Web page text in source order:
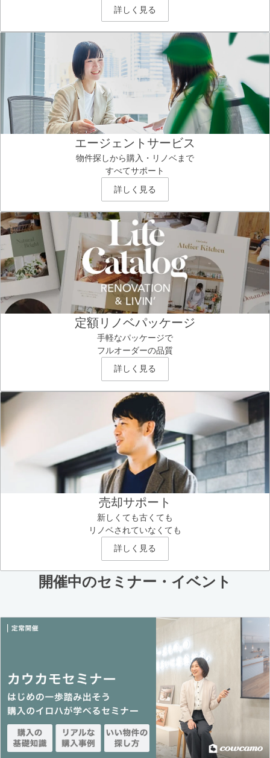
詳しく見る
エージェントサービス
物件探しから購入・リノベまで
すべてサポート
詳しく見る
定額リノベパッケージ
手軽なパッケージで
フルオーダーの品質
詳しく見る
売却サポート
新しくても古くても
リノベされていなくても
詳しく見る
開催中のセミナー・イベント